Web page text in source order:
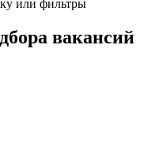
или фильтры
вакансий